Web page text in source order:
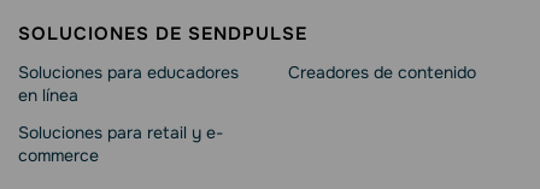
SOLUCIONES DE SENDPULSE
Soluciones para educadores
en línea
Soluciones para retail y e-
commerce
Creadores de contenido